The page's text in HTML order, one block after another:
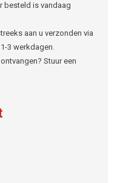
besteld is vandaag
aan u verzonden via
3 werkdagen.
Stuur een